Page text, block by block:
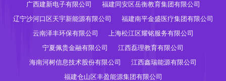
广西建新电子有限公司
福建同安区岳衡教育集团有限公司
辽宁沙河口区天宇新能源有限公司
福建南平金盛医疗集团有限公司
云南泽丰环保有限公司
上海松江区耀铭服务有限公司
宁夏佩贵金融有限公司
江西磊理教育有限公司
海南河树信息技术股份有限公司
江西鑫瑞能源有限公司
福建仓山区丰盈能源集团有限公司